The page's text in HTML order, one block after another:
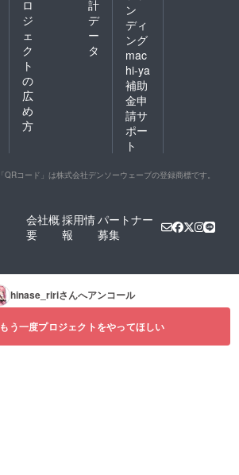
ロ
ジ
ェ
ク
ト
の
広
め
方
計
デ
ー
タ
ン
ディ
ング
mac
hi-ya
補助
金申
請サ
ポー
ト
「QRコード」は株式会社デンソーウェーブの登録商標です。
会社概
要
採用情
報
パートナー
募集
hinase_ririさんへアンコール
もう一度プロジェクトをやってほしい